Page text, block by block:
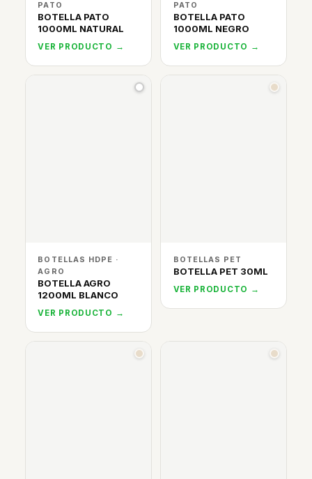
PATO
BOTELLA PATO
1000ML NATURAL
VER PRODUCTO →
PATO
BOTELLA PATO
1000ML NEGRO
VER PRODUCTO →
BOTELLAS HDPE ·
AGRO
BOTELLA AGRO
1200ML BLANCO
VER PRODUCTO →
BOTELLAS PET
BOTELLA PET 30ML
VER PRODUCTO →